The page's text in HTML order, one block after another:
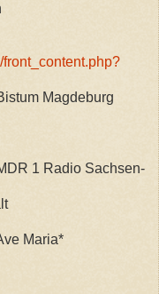
Magdeburg
1 Radio Sachsen-
Maria*